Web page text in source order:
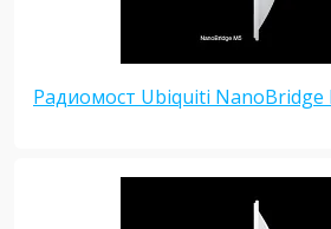
Радиомост Ubiquiti NanoBridge